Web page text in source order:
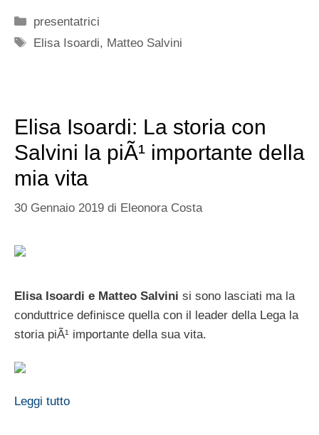
Categorie
presentatrici
Tag
Elisa Isoardi, Matteo Salvini
Elisa Isoardi: La storia con
Salvini la piÃ¹ importante della
mia vita
30 Gennaio 2019 di Eleonora Costa
Elisa Isoardi e Matteo Salvini si sono lasciati ma la
conduttrice definisce quella con il leader della Lega la
storia piÃ¹ importante della sua vita.
Leggi tutto